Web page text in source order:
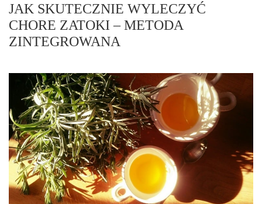
JAK SKUTECZNIE WYLECZYĆ
CHORE ZATOKI – METODA
ZINTEGROWANA